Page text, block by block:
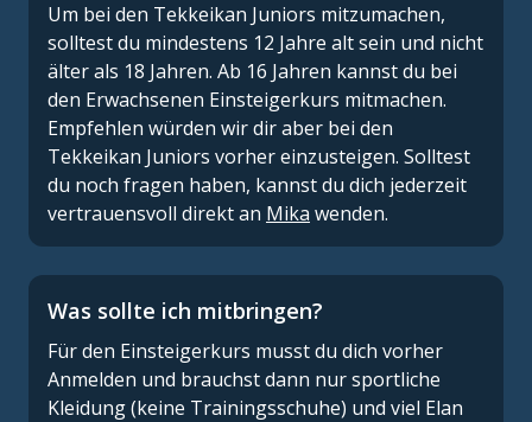
Um bei den Tekkeikan Juniors mitzumachen,
solltest du mindestens 12 Jahre alt sein und nicht
älter als 18 Jahren. Ab 16 Jahren kannst du bei
den Erwachsenen Einsteigerkurs mitmachen.
Empfehlen würden wir dir aber bei den
Tekkeikan Juniors vorher einzusteigen. Solltest
du noch fragen haben, kannst du dich jederzeit
vertrauensvoll direkt an Mika wenden.
Was sollte ich mitbringen?
Für den Einsteigerkurs musst du dich vorher
Anmelden und brauchst dann nur sportliche
Kleidung (keine Trainingsschuhe) und viel Elan